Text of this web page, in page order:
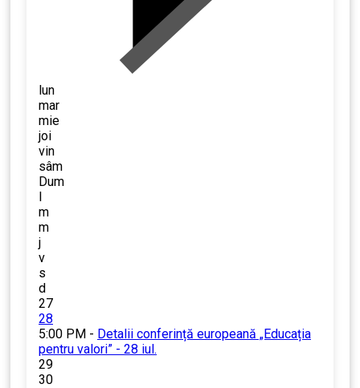
lun
mar
mie
joi
vin
sâm
Dum
l
m
m
j
v
s
d
27
28
5:00 PM - Detalii conferință europeană „Educația
pentru valori” - 28 iul.
29
30